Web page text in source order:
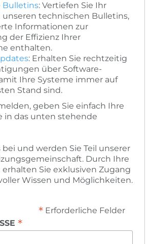
Bulletins: Vertiefen Sie Ihr
technischen Bulletins,
Informationen zur
der Effizienz Ihrer
enthalten.
: Erhalten Sie rechtzeitig
über Software-
Ihre Systeme immer auf
Stand sind.
geben Sie einfach Ihre
in das unten stehende
bei und werden Sie Teil unserer
Durch Ihre
Sie exklusiven Zugang
Wissen und Möglichkeiten.
*Erforderliche Felder
*